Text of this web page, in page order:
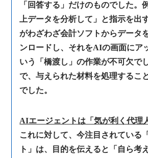
「回答する」だけのものでした。
上データを分析して」と指示を出
がわざわざ会計ソフトからデータ
ンロードし、それをAIの画面にア
いう「橋渡し」の作業が不可欠で
で、与えられた材料を処理するこ
でした。
AIエージェントは「気が利く代理
これに対して、今注目されている
ト」は、目的を伝えると「自ら考